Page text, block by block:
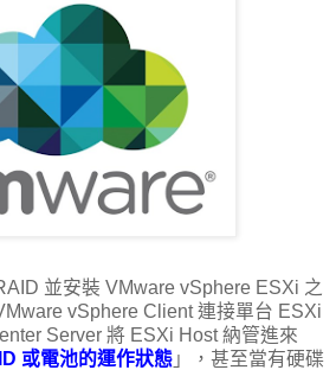
並安裝 VMware vSphere ESXi 之
vSphere Client 連接單台 ESXi
Server 將 ESXi Host 納管進來
或電池的運作狀態 」，甚至當有硬碟